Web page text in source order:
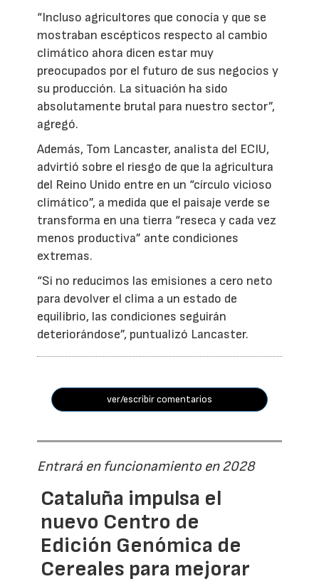
“Incluso agricultores que conocía y que se
mostraban escépticos respecto al cambio
climático ahora dicen estar muy
preocupados por el futuro de sus negocios y
su producción. La situación ha sido
absolutamente brutal para nuestro sector”,
agregó.
Además, Tom Lancaster, analista del ECIU,
advirtió sobre el riesgo de que la agricultura
del Reino Unido entre en un “círculo vicioso
climático”, a medida que el paisaje verde se
transforma en una tierra “reseca y cada vez
menos productiva” ante condiciones
extremas.
“Si no reducimos las emisiones a cero neto
para devolver el clima a un estado de
equilibrio, las condiciones seguirán
deteriorándose”, puntualizó Lancaster.
ver/escribir comentarios
Entrará en funcionamiento en 2028
Cataluña impulsa el
nuevo Centro de
Edición Genómica de
Cereales para mejorar